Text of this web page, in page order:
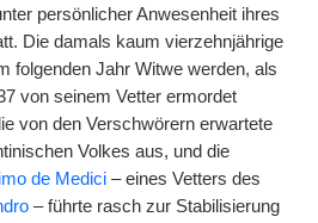
persönlicher Anwesenheit ihres
Die damals kaum vierzehnjährige
folgenden Jahr Witwe werden, als
von seinem Vetter ermordet
von den Verschwörern erwartete
Volkes aus, und die
de Medici – eines Vetters des
– führte rasch zur Stabilisierung